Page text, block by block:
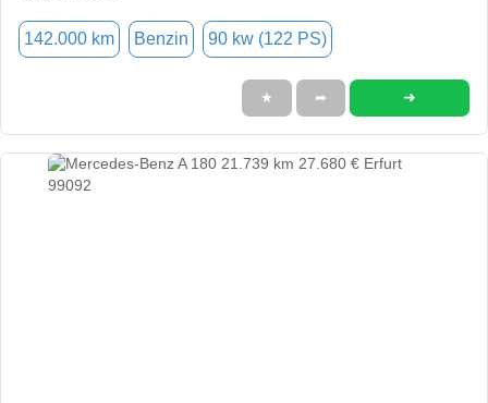
142.000 km Benzin 90 kw (122 PS)
★ ➦ ➜